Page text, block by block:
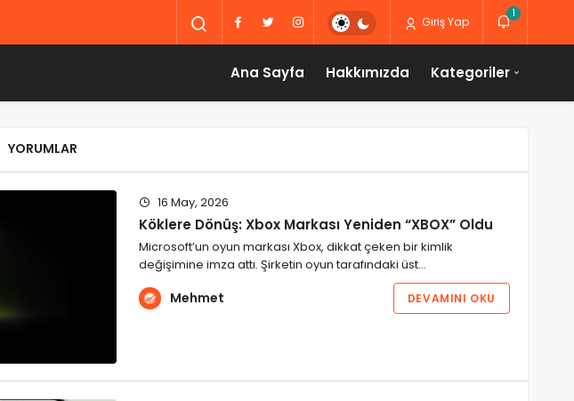
Giriş Yap
1
Ana Sayfa Hakkımızda Kategoriler
YORUMLAR
16 May, 2026
Köklere Dönüş: Xbox Markası Yeniden “XBOX” Oldu
Microsoft’un oyun markası Xbox, dikkat çeken bir kimlik
değişimine imza attı. Şirketin oyun tarafındaki üst…
Mehmet DEVAMINI OKU